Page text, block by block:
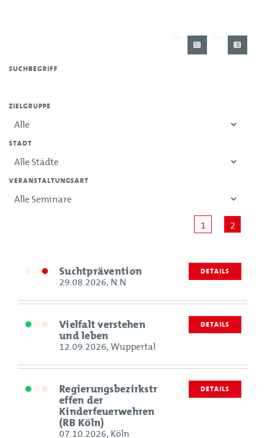
SUCHBEGRIFF
ZIELGRUPPE
STADT
VERANSTALTUNGSART
1 2
Suchtprävention
29.08.2026, N.N
DETAILS
Vielfalt verstehen
und leben
12.09.2026, Wuppertal
DETAILS
Regierungsbezirkstr
effen der
Kinderfeuerwehren
(RB Köln)
07.10.2026, Köln
DETAILS